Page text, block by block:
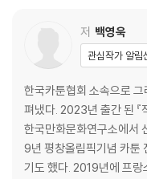
02 2점 투시로 책상과 의자 그
03 나무와 집이 있는 풍경 그
04 작은 집 그리기
05 기차와 바다가 있는 풍경
drawing #04 동물 그리기
01 다양한 고양이 얼굴 그리
02 측면 얼굴의 고양이 그리
저 백영욱
관심작가 알림
한국카툰협회 소속으로 그
펴냈다. 2023년 출간 된 『적색목록』은 한국만화가협회 부설 기관인
한국만화문화연구소에서
9년 평창올림픽기념 카툰
기도 했다. 2019년에 프랑